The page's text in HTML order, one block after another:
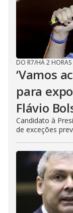
DO R7/HÁ 2 HORAS
‘Vamos
para
Flávio
Candidato à
de exceções